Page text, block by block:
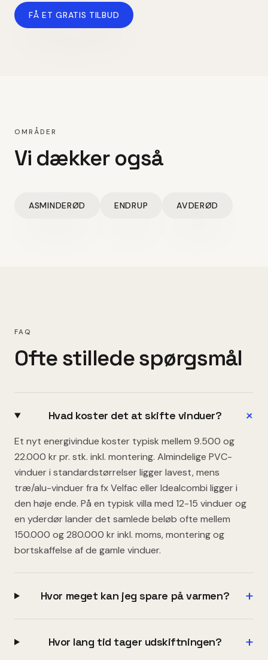
FÅ ET GRATIS TILBUD
OMRÅDER
Vi dækker også
ASMINDERØD ENDRUP AVDERØD
FAQ
Ofte stillede spørgsmål
Hvad koster det at skifte vinduer? +
Et nyt energivindue koster typisk mellem 9.500 og
22.000 kr pr. stk. inkl. montering. Almindelige PVC-
vinduer i standardstørrelser ligger lavest, mens
træ/alu-vinduer fra fx Velfac eller Idealcombi ligger i
den høje ende. På en typisk villa med 12-15 vinduer og
en yderdør lander det samlede beløb ofte mellem
150.000 og 280.000 kr inkl. moms, montering og
bortskaffelse af de gamle vinduer.
Hvor meget kan jeg spare på varmen? +
Hvor lang tid tager udskiftningen? +